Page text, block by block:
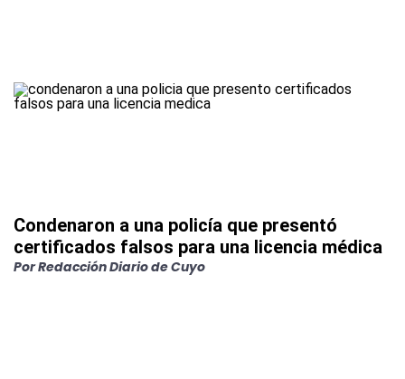
Condenaron a una policía que presentó
certificados falsos para una licencia médica
PorRedacción Diario de Cuyo